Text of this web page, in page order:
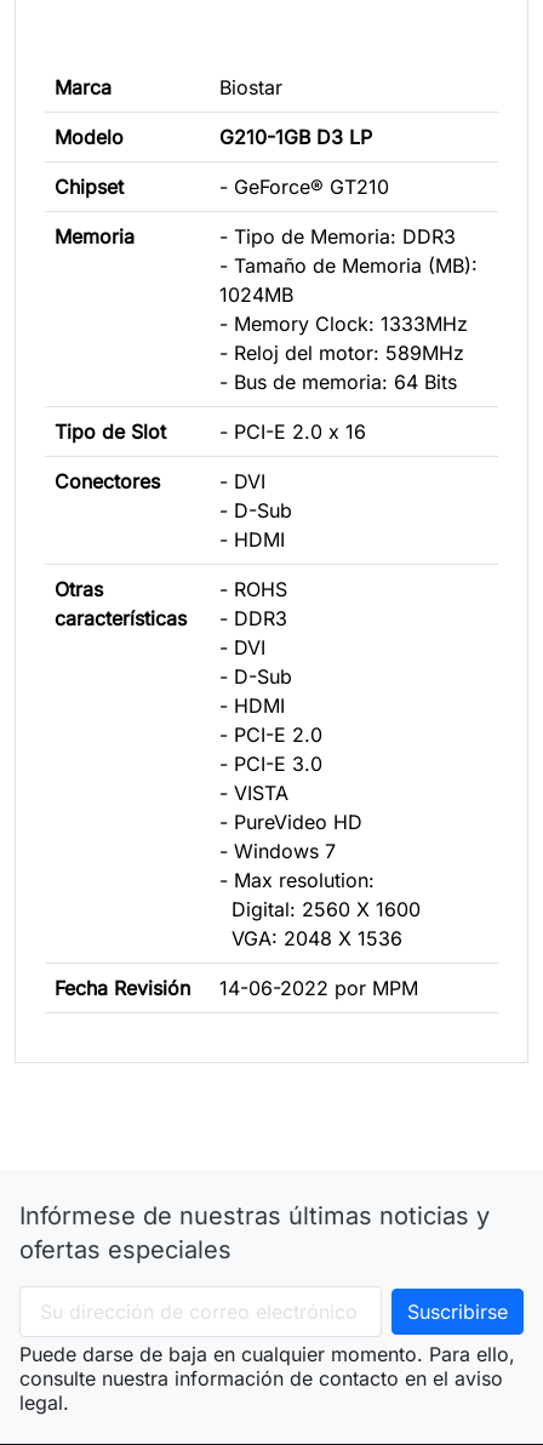
Marca Biostar
Modelo G210-1GB D3 LP
Chipset - GeForce® GT210
Memoria
- Tipo de Memoria: DDR3
- Tamaño de Memoria (MB):
1024MB
- Memory Clock: 1333MHz
- Reloj del motor: 589MHz
- Bus de memoria: 64 Bits
Tipo de Slot - PCI-E 2.0 x 16
Conectores
- DVI
- D-Sub
- HDMI
Otras
características
- ROHS
- DDR3
- DVI
- D-Sub
- HDMI
- PCI-E 2.0
- PCI-E 3.0
- VISTA
- PureVideo HD
- Windows 7
- Max resolution:
Digital: 2560 X 1600
VGA: 2048 X 1536
Fecha Revisión 14-06-2022 por MPM
Infórmese de nuestras últimas noticias y
ofertas especiales
Puede darse de baja en cualquier momento. Para ello,
consulte nuestra información de contacto en el aviso
legal.